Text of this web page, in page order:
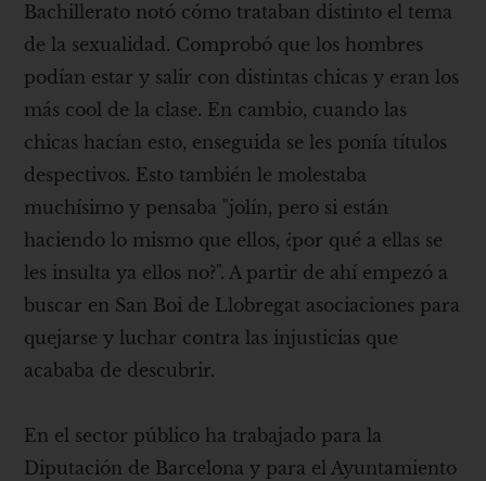
Bachillerato notó cómo trataban distinto el tema
de la sexualidad. Comprobó que los hombres
podían estar y salir con distintas chicas y eran los
más cool de la clase. En cambio, cuando las
chicas hacían esto, enseguida se les ponía títulos
despectivos. Esto también le molestaba
muchísimo y pensaba "jolín, pero si están
haciendo lo mismo que ellos, ¿por qué a ellas se
les insulta ya ellos no?". A partir de ahí empezó a
buscar en San Boi de Llobregat asociaciones para
quejarse y luchar contra las injusticias que
acababa de descubrir.
En el sector público ha trabajado para la
Diputación de Barcelona y para el Ayuntamiento